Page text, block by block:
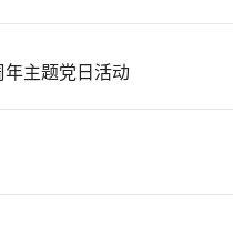
主题党日活动